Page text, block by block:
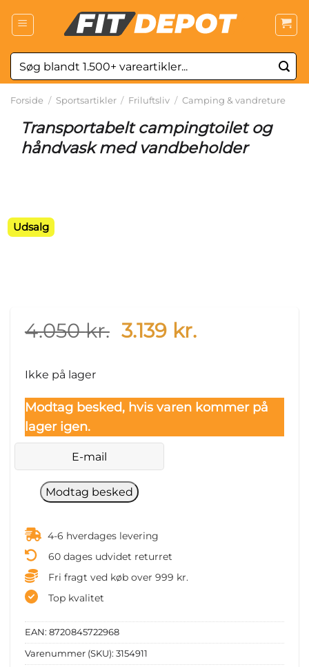
Søg
efter:
Forside / Sportsartikler / Friluftsliv / Camping & vandreture
Transportabelt campingtoilet og
håndvask med vandbeholder
Udsalg
4.050kr. Original
3.139 kr.Current
Ikke på lager
Modtag besked, hvis varen kommer på
lager igen.
4-6 hverdages levering
60 dages udvidet returret
Fri fragt ved køb over 999 kr.
Top kvalitet
EAN: 8720845722968
Varenummer (SKU): 3154911